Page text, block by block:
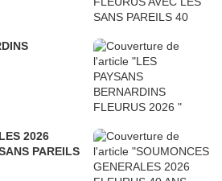
2026
PAREILS